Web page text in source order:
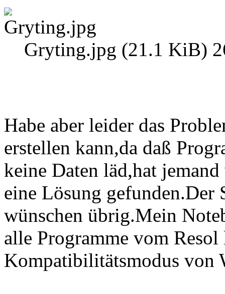
Gryting.jpg (21.1 KiB)
Habe aber leider das
erstellen kann,da daß
keine Daten läd,hat
eine Lösung gefunden.Der
wünschen übrig.Mein
alle Programme vom
Kompatibilitätsmodus von